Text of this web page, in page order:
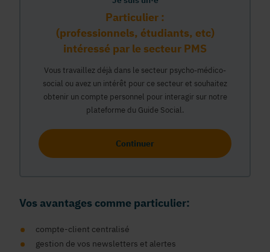
Particulier :
(professionnels, étudiants, etc)
intéressé par le secteur PMS
Vous travaillez déjà dans le secteur psycho-médico-
social ou avez un intérêt pour ce secteur et souhaitez
obtenir un compte personnel pour interagir sur notre
plateforme du Guide Social.
Continuer
Vos avantages comme particulier:
compte-client centralisé
gestion de vos newsletters et alertes